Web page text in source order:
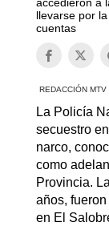
accedieron a
llevarse por
cuentas
REDACCIÓN MTV
La Policía
secuestro
narco,
como
Provincia.
años,
en El